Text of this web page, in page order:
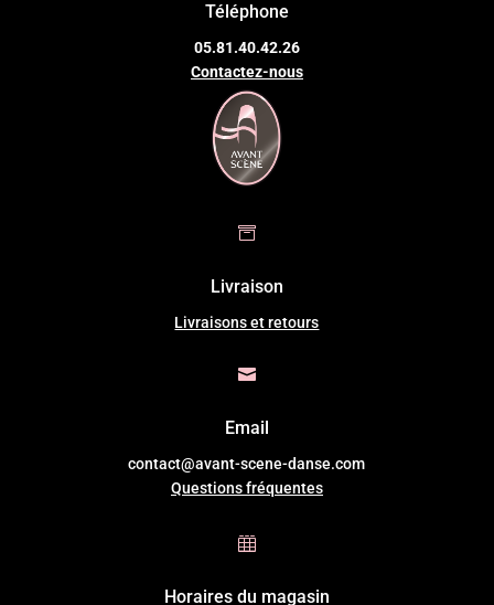
Téléphone
05.81.40.42.26
Contactez-nous

Livraison
Livraisons et retours

Email
contact@avant-scene-danse.com
Questions fréquentes

Horaires du magasin